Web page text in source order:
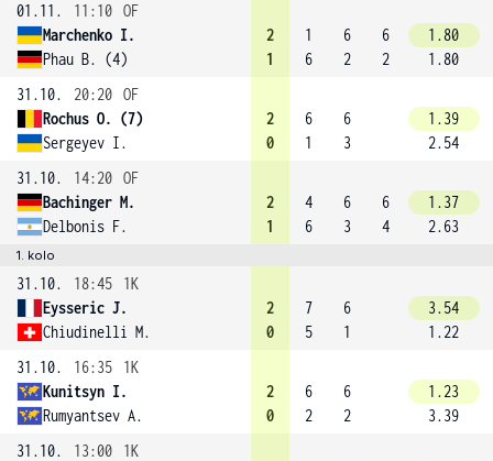
01.11.
11:10 OF
Marchenko I.
Phau B. (4)
2
1
1
6
6
2
6
2
1.80
1.80
31.10.
20:20 OF
Rochus O. (7)
Sergeyev I.
2
0
6
1
6
3
1.39
2.54
31.10.
14:20 OF
Bachinger M.
Delbonis F.
2
1
4
6
6
3
6
4
1.37
2.63
1. kolo
31.10. 18:45
1K
Eysseric J.
Chiudinelli M.
2
0
7
5
6
1
3.54
1.22
31.10.
16:35
1K
Kunitsyn I.
Rumyantsev A.
2
0
6
2
6
2
1.23
3.39
31.10.
13:00
1K